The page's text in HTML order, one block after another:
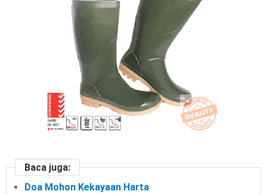
Baca juga:
Doa Mohon Kekayaan Harta